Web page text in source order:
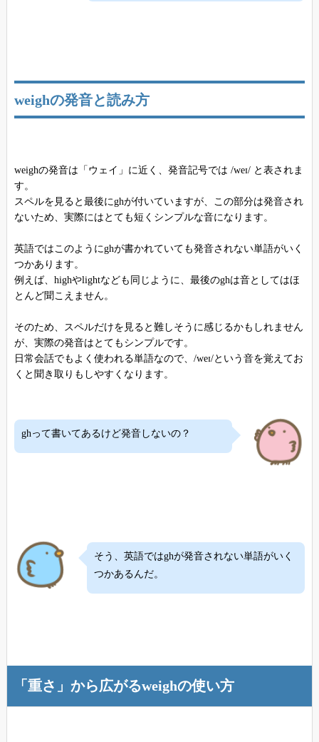
weighの発音と読み方
weighの発音は「ウェイ」に近く、発音記号では /weɪ/ と表されま
す。
スペルを見ると最後にghが付いていますが、この部分は発音され
ないため、実際にはとても短くシンプルな音になります。
英語ではこのようにghが書かれていても発音されない単語がいく
つかあります。
例えば、highやlightなども同じように、最後のghは音としてはほ
とんど聞こえません。
そのため、スペルだけを見ると難しそうに感じるかもしれません
が、実際の発音はとてもシンプルです。
日常会話でもよく使われる単語なので、/weɪ/という音を覚えてお
くと聞き取りもしやすくなります。
ghって書いてあるけど発音しないの？
そう、英語ではghが発音されない単語がいく
つかあるんだ。
「重さ」から広がるweighの使い方